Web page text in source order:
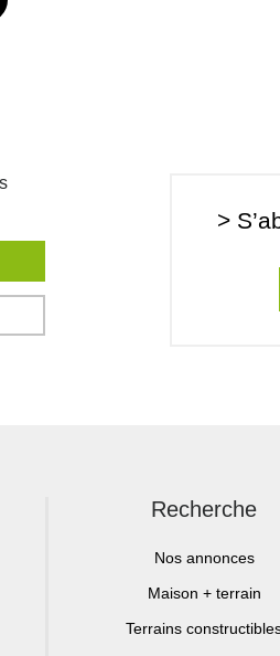
>
Recherche
Nos annonces
Maison + terrain
Terrains